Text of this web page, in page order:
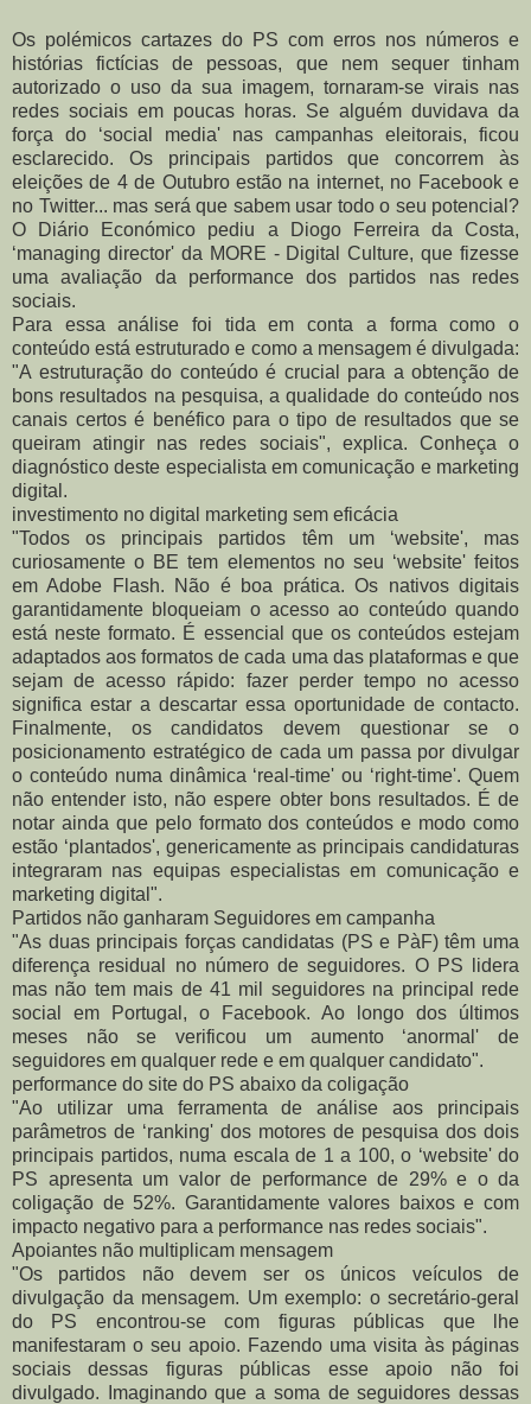
Os polémicos cartazes do PS com erros nos números e
histórias fictícias de pessoas, que nem sequer tinham
autorizado o uso da sua imagem, tornaram-se virais nas
redes sociais em poucas horas. Se alguém duvidava da
força do ‘social media' nas campanhas eleitorais, ficou
esclarecido. Os principais partidos que concorrem às
eleições de 4 de Outubro estão na internet, no Facebook e
no Twitter... mas será que sabem usar todo o seu potencial?
O Diário Económico pediu a Diogo Ferreira da Costa,
‘managing director' da MORE - Digital Culture, que fizesse
uma avaliação da performance dos partidos nas redes
sociais.
Para essa análise foi tida em conta a forma como o
conteúdo está estruturado e como a mensagem é divulgada:
"A estruturação do conteúdo é crucial para a obtenção de
bons resultados na pesquisa, a qualidade do conteúdo nos
canais certos é benéfico para o tipo de resultados que se
queiram atingir nas redes sociais", explica. Conheça o
diagnóstico deste especialista em comunicação e marketing
digital.
investimento no digital marketing sem eficácia
"Todos os principais partidos têm um ‘website', mas
curiosamente o BE tem elementos no seu ‘website' feitos
em Adobe Flash. Não é boa prática. Os nativos digitais
garantidamente bloqueiam o acesso ao conteúdo quando
está neste formato. É essencial que os conteúdos estejam
adaptados aos formatos de cada uma das plataformas e que
sejam de acesso rápido: fazer perder tempo no acesso
significa estar a descartar essa oportunidade de contacto.
Finalmente, os candidatos devem questionar se o
posicionamento estratégico de cada um passa por divulgar
o conteúdo numa dinâmica ‘real-time' ou ‘right-time'. Quem
não entender isto, não espere obter bons resultados. É de
notar ainda que pelo formato dos conteúdos e modo como
estão ‘plantados', genericamente as principais candidaturas
integraram nas equipas especialistas em comunicação e
marketing digital".
Partidos não ganharam Seguidores em campanha
"As duas principais forças candidatas (PS e PàF) têm uma
diferença residual no número de seguidores. O PS lidera
mas não tem mais de 41 mil seguidores na principal rede
social em Portugal, o Facebook. Ao longo dos últimos
meses não se verificou um aumento ‘anormal' de
seguidores em qualquer rede e em qualquer candidato".
performance do site do PS abaixo da coligação
"Ao utilizar uma ferramenta de análise aos principais
parâmetros de ‘ranking' dos motores de pesquisa dos dois
principais partidos, numa escala de 1 a 100, o ‘website' do
PS apresenta um valor de performance de 29% e o da
coligação de 52%. Garantidamente valores baixos e com
impacto negativo para a performance nas redes sociais".
Apoiantes não multiplicam mensagem
"Os partidos não devem ser os únicos veículos de
divulgação da mensagem. Um exemplo: o secretário-geral
do PS encontrou-se com figuras públicas que lhe
manifestaram o seu apoio. Fazendo uma visita às páginas
sociais dessas figuras públicas esse apoio não foi
divulgado. Imaginando que a soma de seguidores dessas